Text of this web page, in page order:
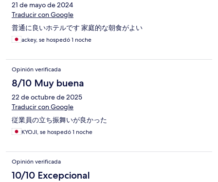
21 de mayo de 2024
Traducir con Google
普通に良いホテルです 家庭的な朝食がよい
ackey, se hospedó 1 noche
Opinión verificada
8/10 Muy buena
22 de octubre de 2025
Traducir con Google
従業員の立ち振舞いが良かった
KYOJI, se hospedó 1 noche
Opinión verificada
10/10 Excepcional